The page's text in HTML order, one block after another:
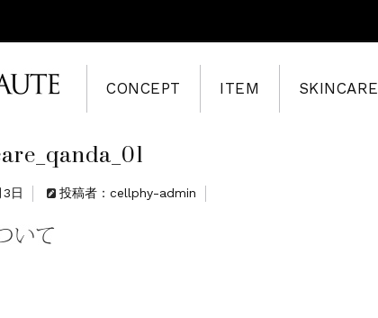
CONCEPT ITEM SKINCARE
日 投稿者：cellphy-admin